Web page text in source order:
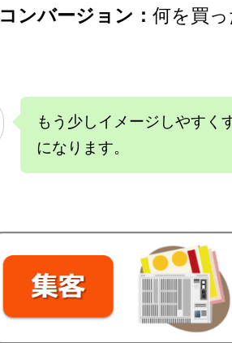
コンバージョン： 何を買っ
もう少しイメージしやすく
になります。